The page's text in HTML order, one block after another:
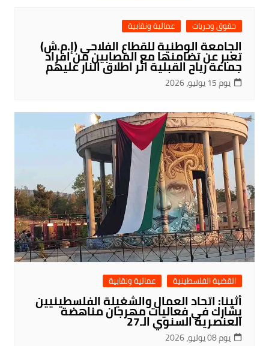
حقوق وحريات عمالية ونقابية
الجامعة الوطنية للقطاع الفلاحي (إ.م.ش)
تعبر عن تضامنها مع المصابين من افراد
جماعة رياح القبلية اثر اطلاق النار عليهم
يوم 15 يوليو، 2026
القضية الفلسطينية عمالية ونقابية
أثينا: اتحاد العمال والشغيلة الفلسطينيين
يشارك في فعاليات مهرجان مناهضة
العنصرية السنوي الـ27
يوم 08 يوليو، 2026